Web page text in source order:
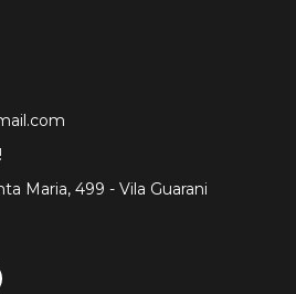
Maria, 499 - Vila Guarani